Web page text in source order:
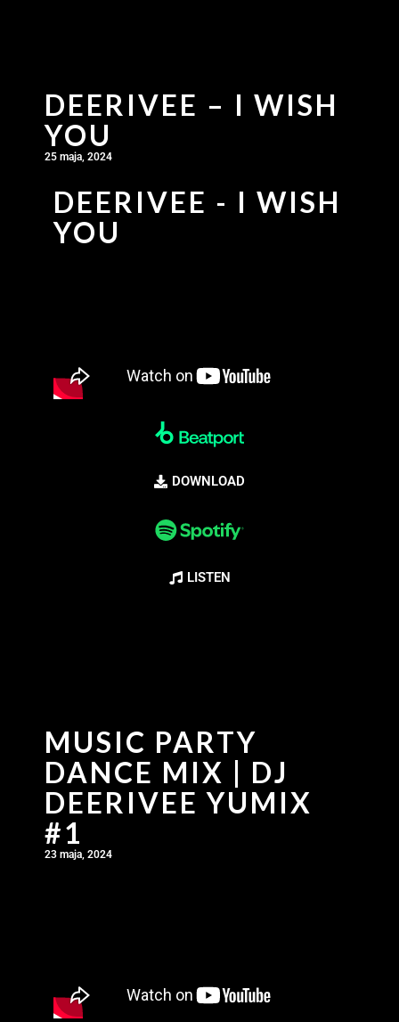
DEERIVEE – I WISH
YOU
25 maja, 2024
DEERIVEE - I WISH
YOU
DOWNLOAD
LISTEN
MUSIC PARTY
DANCE MIX | DJ
DEERIVEE YUMIX
#1
23 maja, 2024